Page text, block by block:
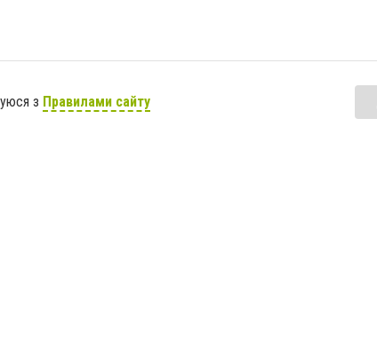
з Правилами сайту